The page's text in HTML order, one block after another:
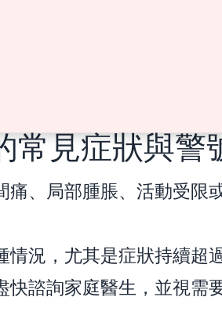
常見症狀與警
痛、局部腫脹、活動受限
情況，尤其是症狀持續超
快諮詢家庭醫生，並視需